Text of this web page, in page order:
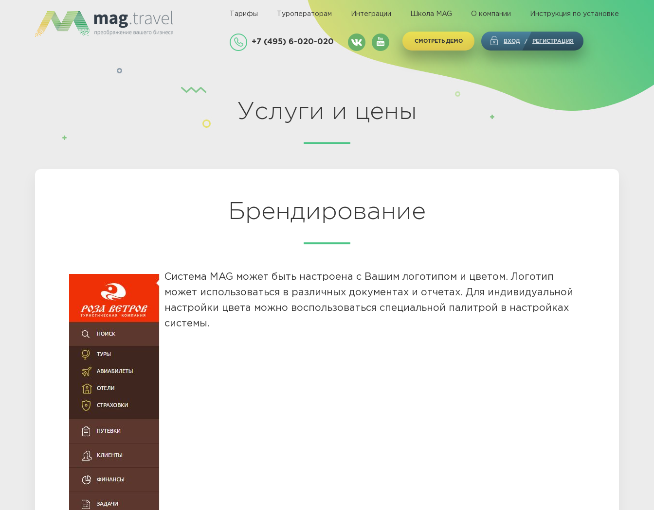
Тарифы Туроператорам Интеграции Школа MAG О компании Инструкция по установке
+7 (495) 6-020-020 СМОТРЕТЬ ДЕМО ВХОД / РЕГИСТРАЦИЯ
Услуги и цены
Брендирование
Система MAG может быть настроена с Вашим логотипом и цветом. Логотип
может использоваться в различных документах и отчетах. Для индивидуальной
настройки цвета можно воспользоваться специальной палитрой в настройках
системы.